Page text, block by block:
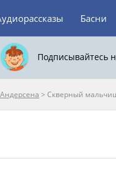
Басни
Подписывайтесь
> Скверный